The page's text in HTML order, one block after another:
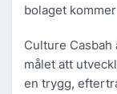
bolaget
Culture
målet att
en trygg,